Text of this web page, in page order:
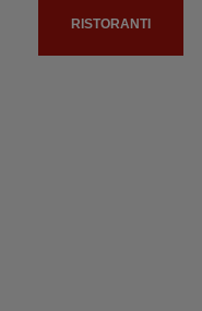
RISTORANTI